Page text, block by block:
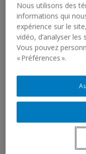
remarkable
go out to his family
exceptional career,
to his delightful
Galerie de l’UQAM
Exhibition
Nous utilisons des
informations qui
expérience sur le
vidéo, d’analyser
Vous pouvez
« Préférences ».